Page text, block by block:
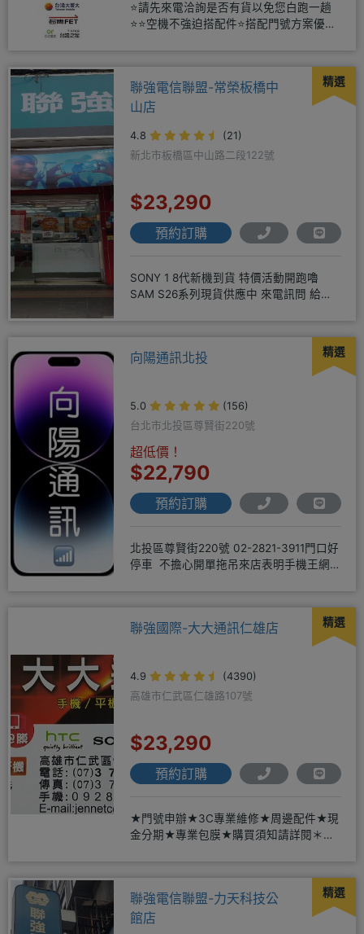
⭐請先來電洽詢是否有貨以免您白跑一趟
⭐⭐空機不強迫搭配件⭐搭配門號方案優惠
精選
聯強電信聯盟-常榮板橋中
山店
4.8
(21)
新北市板橋區中山路二段122號
$23,290
預約訂購
SONY 1 8代新機到貨 特價活動開跑嚕
SAM S26系列現貨供應中 來電訊問 給你
精選
向陽通訊北投
5.0
(156)
台北市北投區尊賢街220號
超低價！
$22,790
預約訂購
北投區尊賢街220號 02-2821-3911門口好
停車 不擔心開單拖吊來店表明手機王網
精選
聯強國際-大大通訊仁雄店
4.9
(4390)
高雄市仁武區仁雄路107號
$23,290
預約訂購
★門號申辦★3C專業維修★周邊配件★現
金分期★專業包膜★購買須知請詳閱＊來
精選
聯強電信聯盟-力天科技公
館店